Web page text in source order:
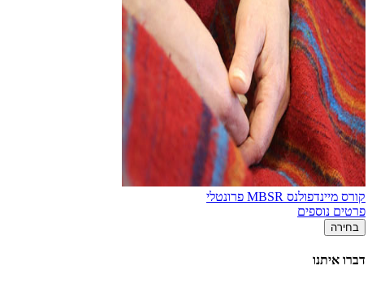
קורס מיינדפולנס MBSR פרונטלי
פרטים נוספים
בחירה
דברו איתנו